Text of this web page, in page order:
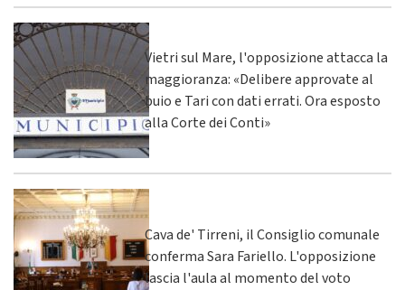
Vietri sul Mare, l'opposizione attacca la
maggioranza: «Delibere approvate al
buio e Tari con dati errati. Ora esposto
alla Corte dei Conti»
Cava de' Tirreni, il Consiglio comunale
conferma Sara Fariello. L'opposizione
lascia l'aula al momento del voto